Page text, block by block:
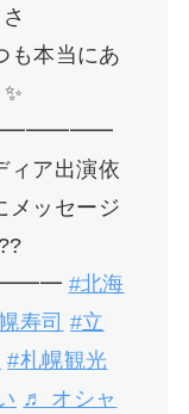
も本当にあ
ア出演依
メッセージ
#北海
寿司
#立
#札幌観光
♬ オシャ